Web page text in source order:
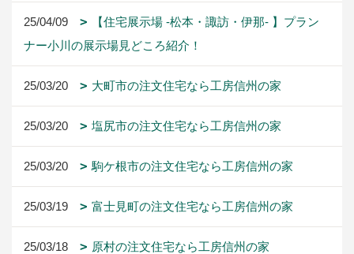
25/04/09
【住宅展示場 -松本・諏訪・伊那- 】プラン
ナー小川の展示場見どころ紹介！
25/03/20 大町市の注文住宅なら工房信州の家
25/03/20 塩尻市の注文住宅なら工房信州の家
25/03/20 駒ケ根市の注文住宅なら工房信州の家
25/03/19 富士見町の注文住宅なら工房信州の家
25/03/18 原村の注文住宅なら工房信州の家